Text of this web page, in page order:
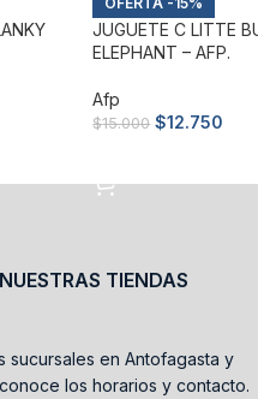
JUGUETE C LITTE
ELEPHANT – AFP.
Afp
$15.000 $12.750
TIENDAS
sucursales en Antofagasta y
los horarios y contacto.